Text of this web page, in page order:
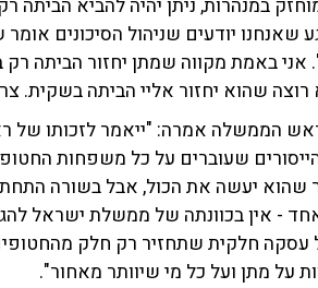
במנהרות, ניתן יהיה להביא
שאנחנו יודעים שניהול הסיכונים
אני באמת מקווה שמתן יחזור הביתה
רוצה שהוא יחזור אליי הביתה בשקית.
הממשלה אמרה: "ייאמר לזכותו של
שעוברים על כל משפחות
שהוא יעשה את הכול, אבל בשורה
- אין בכוונתה של ממשלת ישראל
עסקה חלקית שתחזיר רק חלק
על מתן ועל כל מי שיוותר מאחור".